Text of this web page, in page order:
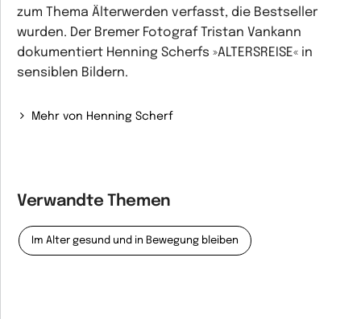
zum Thema Älterwerden verfasst, die Bestseller
wurden. Der Bremer Fotograf Tristan Vankann
dokumentiert Henning Scherfs »ALTERSREISE« in
sensiblen Bildern.
Mehr von Henning Scherf
Verwandte Themen
Im Alter gesund und in Bewegung bleiben